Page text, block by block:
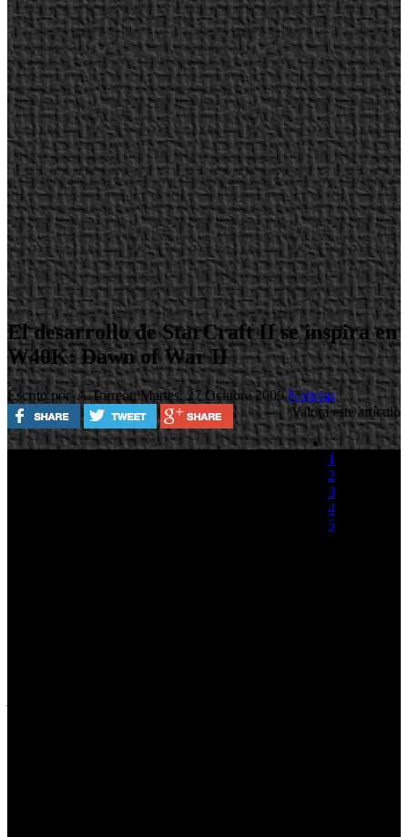
El desarrollo de StarCraft II se inspira en
W40K: Dawn of War II
Escrito por A.TorreónMartes, 27 Octubre 2009Noticias
Valora este artículo
1
2
3
4
5
Dustin Browder, director de StarCraft II, ha